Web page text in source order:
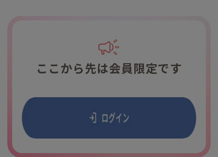
ここから先は会員限定です